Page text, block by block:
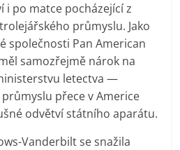
i po matce pocházející z
průmyslu. Jako
společnosti Pan American
samozřejmě nárok na
letectva —
přece v Americe
odvětví státního aparátu.
Vanderbilt se snažila